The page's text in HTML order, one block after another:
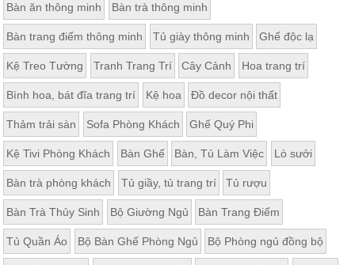
Bàn ăn thông minh Bàn trà thông minh
Bàn trang điểm thông minh Tủ giày thông minh Ghế độc lạ
Kệ Treo Tường Tranh Trang Trí Cây Cảnh Hoa trang trí
Bình hoa, bát đĩa trang trí Kệ hoa Đồ decor nội thất
Thảm trải sàn Sofa Phòng Khách Ghế Quý Phi
Kệ Tivi Phòng Khách Bàn Ghế Bàn, Tủ Làm Việc Lò sưởi
Bàn trà phòng khách Tủ giầy, tủ trang trí Tủ rượu
Bàn Trà Thủy Sinh Bộ Giường Ngủ Bàn Trang Điểm
Tủ Quần Áo Bộ Bàn Ghế Phòng Ngủ Bộ Phòng ngủ đồng bộ